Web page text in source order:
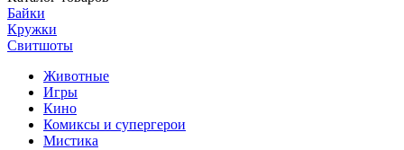
Байки
Кружки
Свитшоты
Животные
Игры
Кино
Комиксы и супергерои
Мистика